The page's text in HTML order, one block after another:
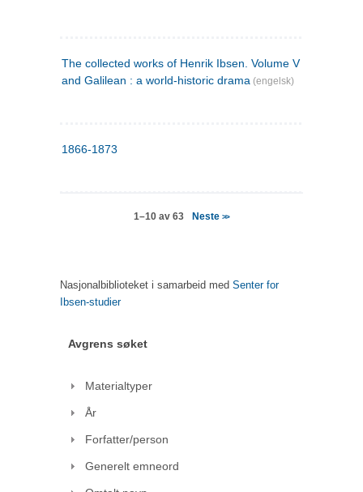
The collected works of Henrik Ibsen. Volume V : Emperor
and Galilean : a world-historic drama (engelsk)
1866-1873
1–10 av 63 Neste>>
Nasjonalbiblioteket i samarbeid med Senter for
Ibsen-studier
Avgrens søket
Materialtyper
År
Forfatter/person
Generelt emneord